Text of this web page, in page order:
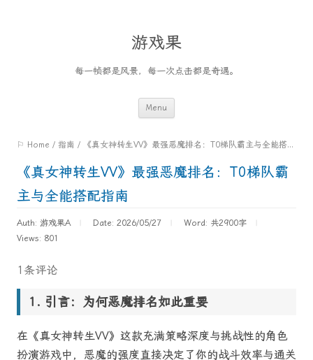
游戏果
每一帧都是风景，每一次点击都是奇遇。
Menu
content
⚐ Home / 指南 / 《真女神转生VV》最强恶魔排名：T0梯队霸主与全能搭配指南
《真女神转生VV》最强恶魔排名：T0梯队霸
主与全能搭配指南
Auth: 游戏果A Date: 2026/05/27 Word: 共2900字
Views: 801
1条评论
引言：为何恶魔排名如此重要
在《真女神转生VV》这款充满策略深度与挑战性的角色
扮演游戏中，恶魔的强度直接决定了你的战斗效率与通关